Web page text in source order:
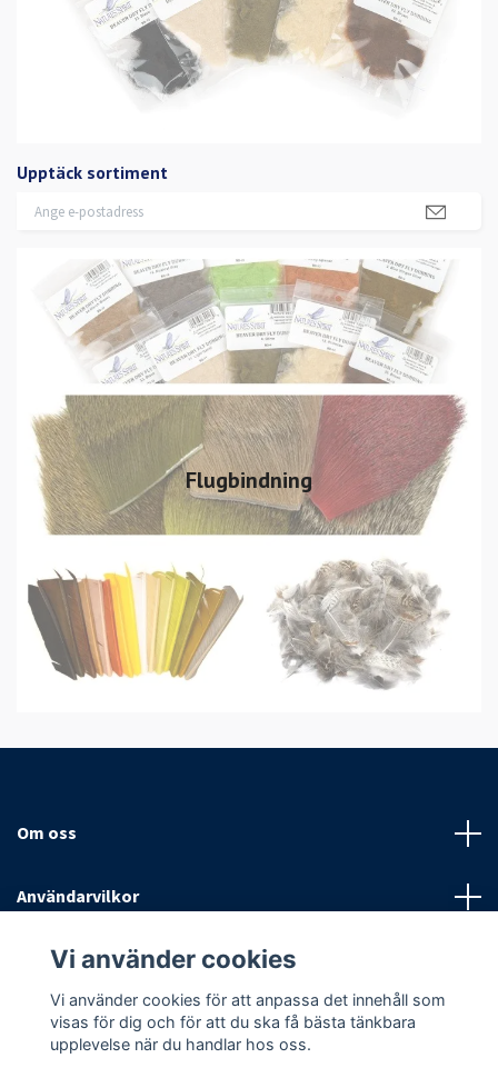
Upptäck sortiment
Flugbindning
Om oss
Användarvilkor
Sociala medier
Vi använder cookies
Vi använder cookies för att anpassa det innehåll som
visas för dig och för att du ska få bästa tänkbara
upplevelse när du handlar hos oss.